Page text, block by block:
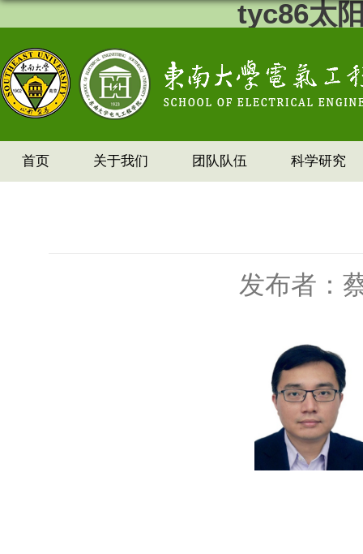
tyc86太
首页 关于我们 团队队伍 科学研究
发布者：